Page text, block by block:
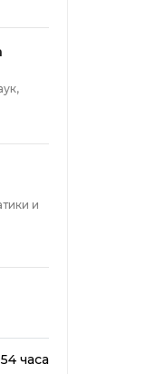
и
54 часа